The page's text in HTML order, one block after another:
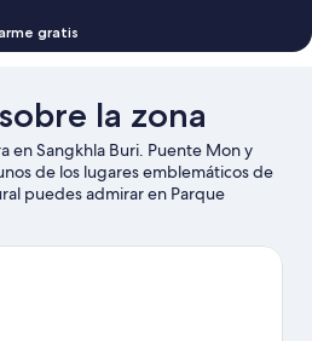
gratis
la zona
en Sangkhla Buri. Puente Mon y
de los lugares emblemáticos de
puedes admirar en Parque
Khao Laem.